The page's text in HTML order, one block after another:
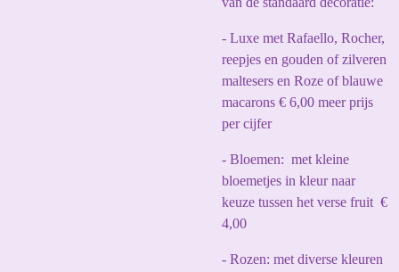
- Luxe met Rafaello, Rocher,
reepjes en gouden of zilveren
maltesers en Roze of blauwe
macarons € 6,00 meer prijs
per cijfer
- Bloemen: met kleine
bloemetjes in kleur naar
keuze tussen het verse fruit €
4,00
- Rozen: met diverse kleuren